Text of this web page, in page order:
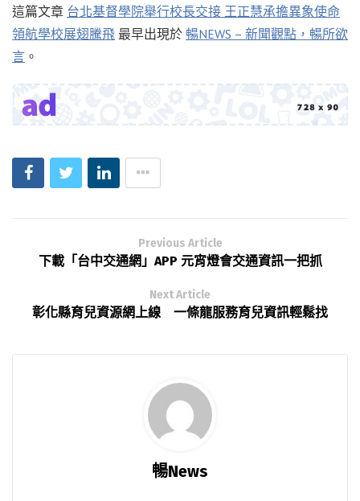
這篇文章 台北基督學院舉行校長交接 王正慧承擔異象使命
領航學校展翅騰飛 最早出現於 暢NEWS – 新聞觀點，暢所欲
言 。
Previous Article
下載「台中交通網」APP 元宵燈會交通資訊一把抓
Next Article
彰化縣育兒資源網上線 一條龍服務育兒資訊輕鬆找
暢News